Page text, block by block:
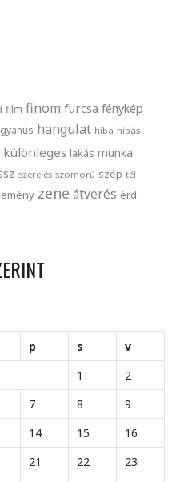
film finom furcsa fénykép
gyanús hangulat hiba hibás
különleges lakás munka
szerelés szomorú szép tél
zene átverés érd
p s
v
1
2
7 8
9
14 15
16
21 22
23